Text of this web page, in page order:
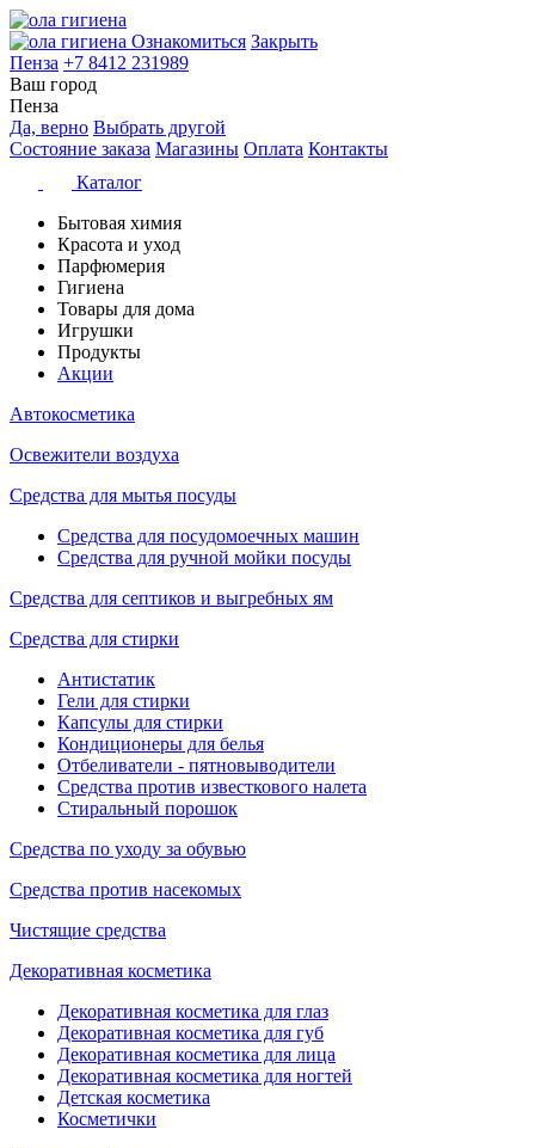
Ознакомиться Закрыть
Пенза +7 8412 231989
Ваш город
Пенза
Да, верно Выбрать другой
Состояние заказа Магазины Оплата Контакты
Каталог
Бытовая химия
Красота и уход
Парфюмерия
Гигиена
Товары для дома
Игрушки
Продукты
Акции
Автокосметика
Освежители воздуха
Средства для мытья посуды
Средства для посудомоечных машин
Средства для ручной мойки посуды
Средства для септиков и выгребных ям
Средства для стирки
Антистатик
Гели для стирки
Капсулы для стирки
Кондиционеры для белья
Отбеливатели - пятновыводители
Средства против известкового налета
Стиральный порошок
Средства по уходу за обувью
Средства против насекомых
Чистящие средства
Декоративная косметика
Декоративная косметика для глаз
Декоративная косметика для губ
Декоративная косметика для лица
Декоративная косметика для ногтей
Детская косметика
Косметички